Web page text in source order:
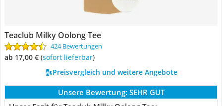
Teaclub Milky Oolong Tee
424 Bewertungen
ab 17,00 € ( Sofort lieferbar)
Preisvergleich und weitere Angebote
Unsere Bewertung: SEHR GUT